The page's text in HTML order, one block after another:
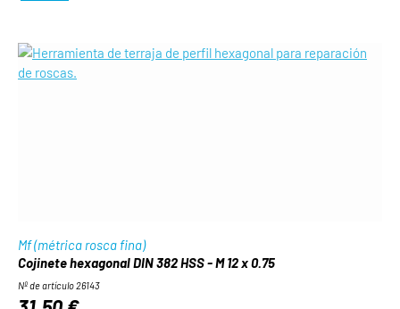
Mf (métrica rosca fina)
Cojinete hexagonal DIN 382 HSS - M 12 x 0.75
Nº de artículo 26143